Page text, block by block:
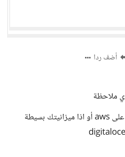
أضف ردا
ملاحظة
ليش ما تستضيف الموقع على aws أو اذا ميزانيتك بسيطة